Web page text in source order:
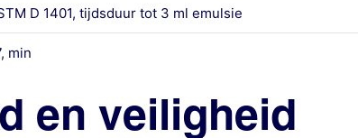
D 1401, tijdsduur tot 3 ml emulsie
min
en veiligheid